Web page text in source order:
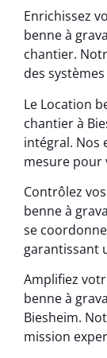
Enrichissez
benne à
chantier.
des
Le Location
chantier à
intégral. Nos
mesure pour
Contrôlez
benne à
se
garantissant
Amplifiez
benne à
Biesheim.
mission